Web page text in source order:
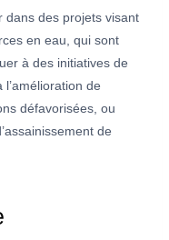
dans des projets visant
en eau, qui sont
à des initiatives de
de
défavorisées, ou
de